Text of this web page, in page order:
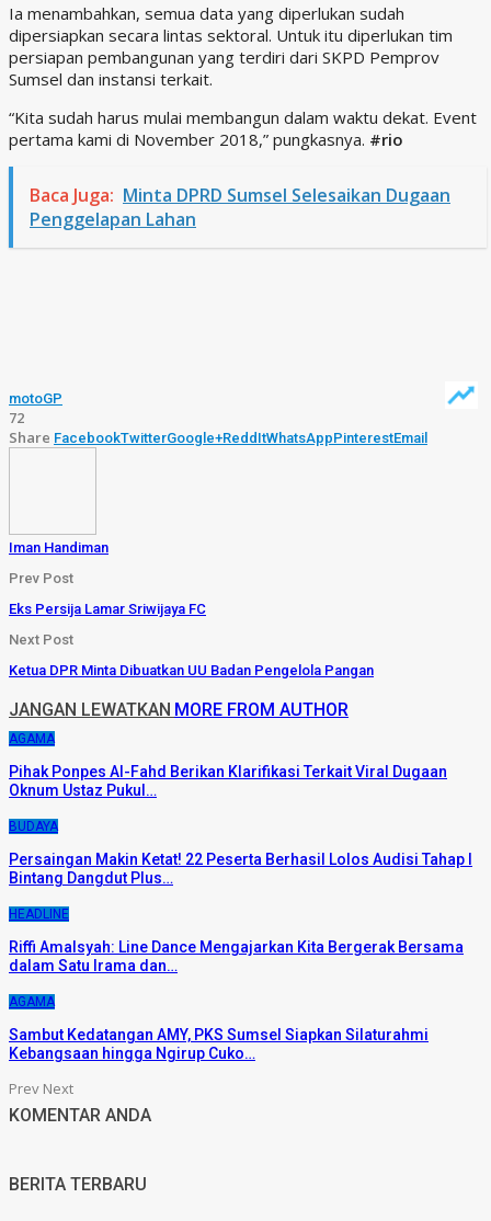
Ia menambahkan, semua data yang diperlukan sudah
dipersiapkan secara lintas sektoral. Untuk itu diperlukan tim
persiapan pembangunan yang terdiri dari SKPD Pemprov
Sumsel dan instansi terkait.
“Kita sudah harus mulai membangun dalam waktu dekat. Event
pertama kami di November 2018,” pungkasnya. #rio
Baca Juga: Minta DPRD Sumsel Selesaikan Dugaan
Penggelapan Lahan
motoGP
72
Share FacebookTwitterGoogle+ReddItWhatsAppPinterestEmail
Iman Handiman
Prev Post
Eks Persija Lamar Sriwijaya FC
Next Post
Ketua DPR Minta Dibuatkan UU Badan Pengelola Pangan
JANGAN LEWATKAN MORE FROM AUTHOR
AGAMA
Pihak Ponpes Al-Fahd Berikan Klarifikasi Terkait Viral Dugaan
Oknum Ustaz Pukul…
BUDAYA
Persaingan Makin Ketat! 22 Peserta Berhasil Lolos Audisi Tahap I
Bintang Dangdut Plus…
HEADLINE
Riffi Amalsyah: Line Dance Mengajarkan Kita Bergerak Bersama
dalam Satu Irama dan…
AGAMA
Sambut Kedatangan AMY, PKS Sumsel Siapkan Silaturahmi
Kebangsaan hingga Ngirup Cuko…
Prev Next
KOMENTAR ANDA
BERITA TERBARU